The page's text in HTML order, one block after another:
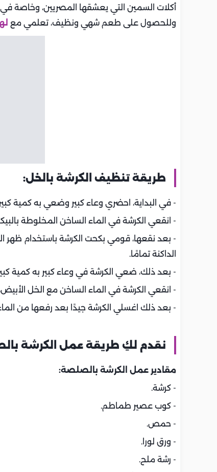
أكلات السمين التي يعشقها المصريين، وخاصة في
وللحصول على طعم شهي ونظيف، تعلمي مع
طريقة تنظيف الكرشة بالخل:
- في البداية، احضري وعاء كبير وضعي به كمية
- انقعي الكرشة في الماء الساخن المخلوطة بالبيكربونات
- بعد نقعها، قومي بكحت الكرشة باستخدام ظهر
الداكنة تمامًا.
- بعد ذلك، ضعي الكرشة في وعاء كبير به كمية
- انقعي الكرشة في الماء الساخن مع الخل
- بعد ذلك اغسلي الكرشة جيدًا بعد رفعها من الماء
نقدم لكِ طريقة عمل الكرشة
مقادير عمل الكرشة بالصلصة:
- كرشة.
- كوب عصير طماطم.
- حمص.
- ورق لورا.
- رشة ملح.